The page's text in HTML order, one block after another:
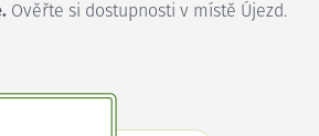
Ověřte si dostupnosti v místě Újezd.